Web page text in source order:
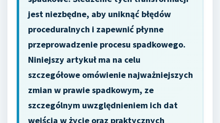
jest niezbędne, aby uniknąć błędów
proceduralnych i zapewnić płynne
przeprowadzenie procesu spadkowego.
Niniejszy artykuł ma na celu
szczegółowe omówienie najważniejszych
zmian w prawie spadkowym, ze
szczególnym uwzględnieniem ich dat
wejścia w życie oraz praktycznych